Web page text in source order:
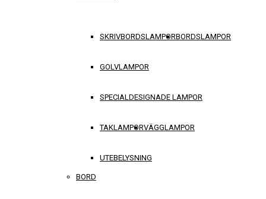
SKRIVBORDSLAMPORBORDSLAMPOR
GOLVLAMPOR
SPECIALDESIGNADE LAMPOR
TAKLAMPORVÄGGLAMPOR
UTEBELYSNING
BORD